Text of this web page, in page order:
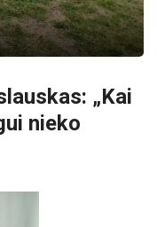
„Kai
nieko